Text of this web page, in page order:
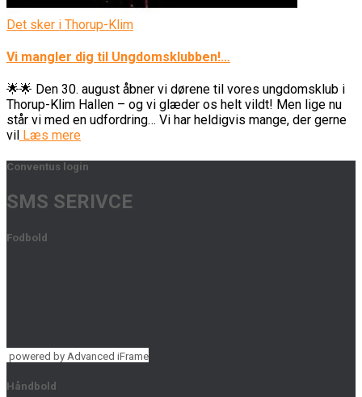
Det sker i Thorup-Klim
Vi mangler dig til Ungdomsklubben!…
🌟🌟 Den 30. august åbner vi dørene til vores ungdomsklub i
Thorup-Klim Hallen – og vi glæder os helt vildt! Men lige nu
står vi med en udfordring… Vi har heldigvis mange, der gerne
vil Læs mere
Conventus login
SMS SERIVCE
Fodbold
powered by Advanced iFrame
Håndbold